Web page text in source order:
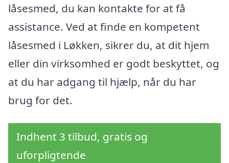
låsesmed, du kan kontakte for at få
assistance. Ved at finde en kompetent
låsesmed i Løkken, sikrer du, at dit hjem
eller din virksomhed er godt beskyttet, og
at du har adgang til hjælp, når du har
brug for det.
Indhent 3 tilbud, gratis og
uforpligtende